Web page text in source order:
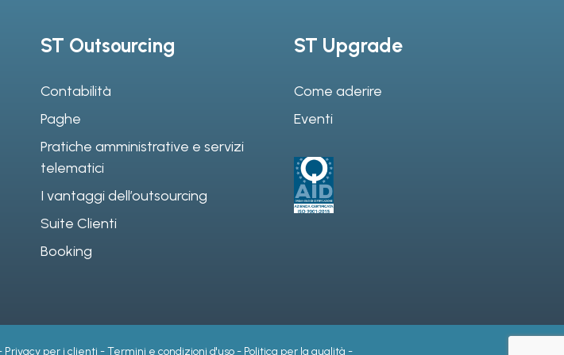
ST Outsourcing
Contabilità
Paghe
Pratiche amministrative e servizi
telematici
I vantaggi dell’outsourcing
Suite Clienti
Booking
ST Upgrade
Come aderire
Eventi
Privacy per i clienti -Termini e condizioni d'uso- Politica per la qualità -